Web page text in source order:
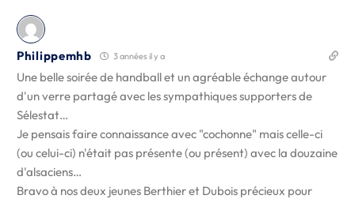
Philippemhb 3 années il y a
Une belle soirée de handball et un agréable échange autour
d'un verre partagé avec les sympathiques supporters de
Sélestat…
Je pensais faire connaissance avec "cochonne" mais celle-ci
(ou celui-ci) n'était pas présente (ou présent) avec la douzaine
d'alsaciens…
Bravo à nos deux jeunes Berthier et Dubois précieux pour